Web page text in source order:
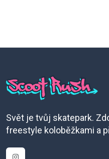
Svět je tvůj skatepark.
freestyle koloběžkami a